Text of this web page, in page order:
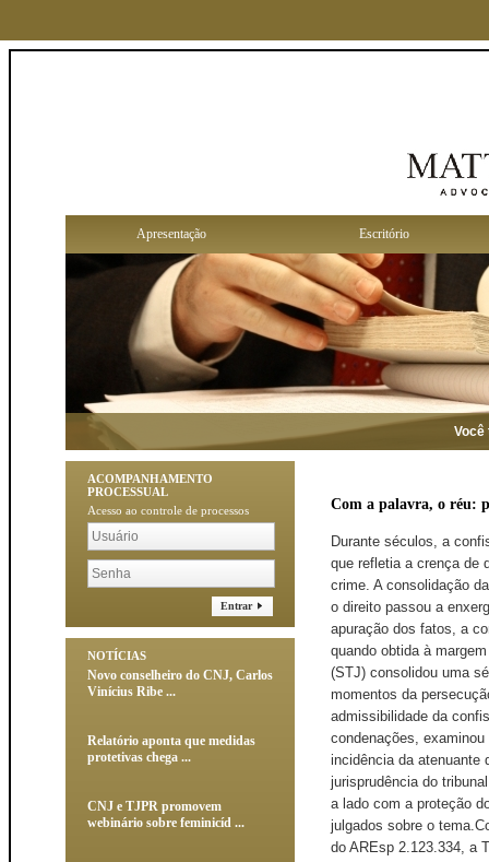
Apresentação Escritório
Você tem
ACOMPANHAMENTO
PROCESSUAL
Acesso ao controle de processos
Entrar
NOTÍCIAS
Novo conselheiro do CNJ, Carlos
Vinícius Ribe ...
Relatório aponta que medidas
protetivas chega ...
CNJ e TJPR promovem
webinário sobre feminicíd ...
Com a palavra, o réu:
Durante séculos, a confissão foi considerada a "rainha das provas" no processo penal – expressão que refletia a crença de que admissão da culpa pelo acusado era a prova mais segura da prática do crime. A consolidação das garantias constitucionais, porém, transformou profundamente a forma como o direito passou a enxergar esse ato. Hoje, embora continue a desempenhar papel relevante na apuração dos fatos, a confissão não dispensa a produção de outras provas nem pode ser admitida quando obtida à margem dos direitos fundamentais. Nos últimos anos, o Superior Tribunal de Justiça (STJ) consolidou uma série de entendimentos sobre os limites e os efeitos da confissão em diferentes momentos da persecução penal. Entre outras questões, a corte definiu requisitos para a admissibilidade da confissão extrajudicial, afastou seu uso como fundamento exclusivo para condenações, examinou sua relação com o acordo de não persecução penal (ANPP) e ampliou a incidência da atenuante da confissão espontânea na dosimetria da pena.Nesses precedentes, a jurisprudência do tribunal tem ratificado que a busca da verdade no processo penal deve caminhar lado a lado com a proteção dos direitos e das garantias inpiduais. Confira a seguir alguns dos principais julgados sobre o tema.Confissão extrajudicial só é admissível se formal e documentadaNo julgamento do AREsp 2.123.334, a Terceira Seção decidiu que a confissão extrajudicial somente será admitida no processo penal se feita formalmente e de maneira documentada, dentro de uma instalação pública e oficial. Para o colegiado, a inadmissibilidade permanece mesmo que a acusação tente introduzir a prova por outros meios, como ocorre quando um policial depõe em juízo alegando que o réu confessou informalmente a prática do crime (depoimento indireto).O relator do caso, ministro Ribeiro Dantas, citou dados alarmantes de violência e maus-tratos por parte de policiais, para concluir que a confissão extrajudicial é colhida no momento de maior risco de ocorrência da chamada tortura-prova, pois o investigado está nas mãos da polícia, sem que existam atualmente mecanismos de controle efetivo para preveni-la. "O momento de maior fragilidade pessoal e jurídica do investigado é quando acontece sua prisão, longe dos olhares de qualquer instituição estatal – a não ser aquela própria que efetuou sua prisão – e à míngua de mecanismos reais de